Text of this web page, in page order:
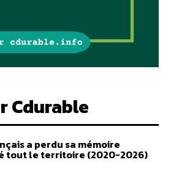
Cdurable
a perdu sa mémoire
tout le territoire (2020-2026)